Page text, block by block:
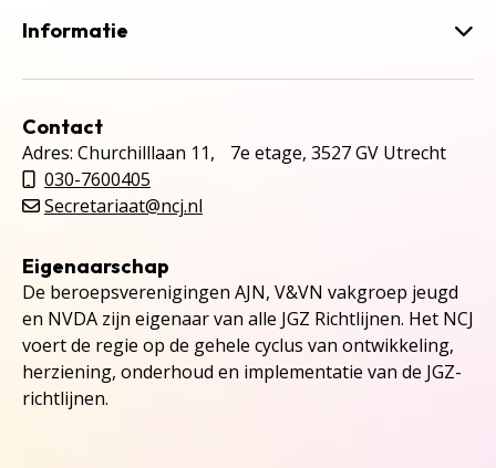
Informatie
Contact
Adres: Churchilllaan 11, 7e etage, 3527 GV Utrecht
030-7600405
Secretariaat@ncj.nl
Eigenaarschap
De beroepsverenigingen AJN, V&VN vakgroep jeugd
en NVDA zijn eigenaar van alle JGZ Richtlijnen. Het NCJ
voert de regie op de gehele cyclus van ontwikkeling,
herziening, onderhoud en implementatie van de JGZ-
richtlijnen.